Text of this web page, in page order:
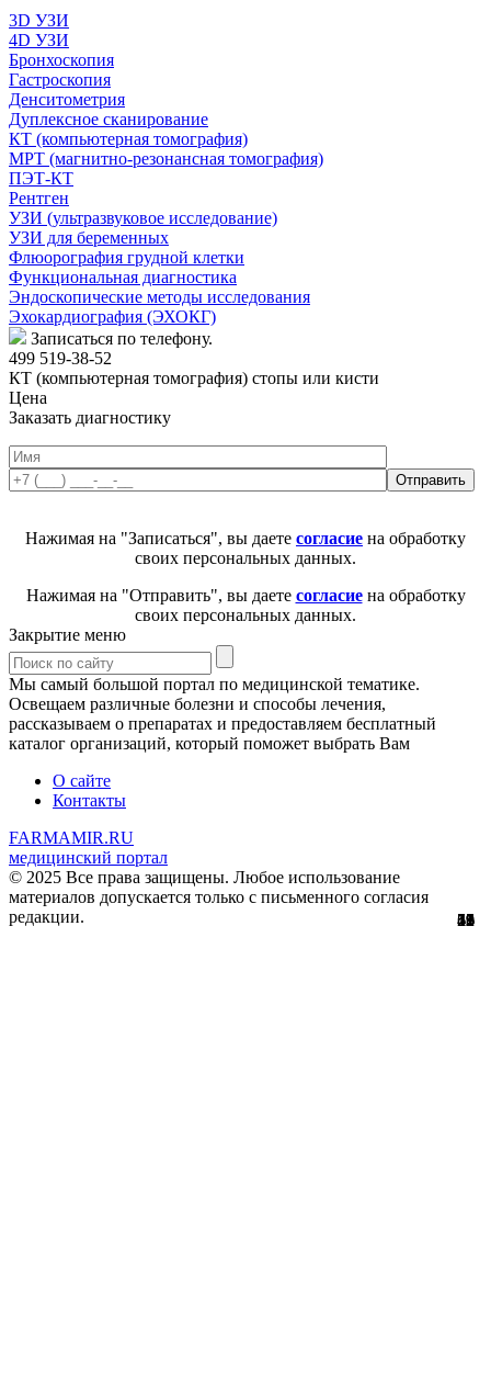
1
3D УЗИ
5
4D УЗИ
1
Бронхоскопия
15
Гастроскопия
2
Денситометрия
11
Дуплексное сканирование
51
КТ (компьютерная томография)
56
МРТ (магнитно-резонансная томография)
1
ПЭТ-КТ
29
Рентген
61
УЗИ (ультразвуковое исследование)
3
УЗИ для беременных
9
Флюорография грудной клетки
12
Функциональная диагностика
8
Эндоскопические методы исследования
45
Эхокардиография (ЭХОКГ)
Записаться по телефону.
499 519-38-52
КТ (компьютерная томография) стопы или кисти
Цена
Заказать диагностику
Нажимая на "Записаться", вы даете согласие на обработку
своих персональных данных.
Нажимая на "Отправить", вы даете согласиена обработку
своих персональных данных.
Закрытие меню
Мы самый большой портал по медицинской тематике.
Освещаем различные болезни и способы лечения,
рассказываем о препаратах и предоставляем бесплатный
каталог организаций, который поможет выбрать Вам
О сайте
Контакты
FARMAMIR.RU
медицинский портал
© 2025 Все права защищены. Любое использование
материалов допускается только с письменного согласия
редакции.